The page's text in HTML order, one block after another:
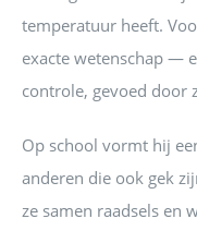
temperatuur heeft.
exacte wetenschap —
controle, gevoed door
Op school vormt hij
anderen die ook gek
ze samen raadsels en